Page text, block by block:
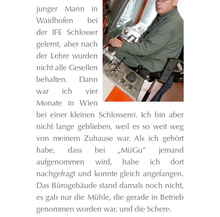
junger Mann in
Waidhofen bei
der IFE Schlosser
gelernt, aber nach
der Lehre wurden
nicht alle Gesellen
behalten. Dann
war ich vier
Monate in Wien
bei einer kleinen Schlosserei. Ich bin aber
nicht lange geblieben, weil es so weit weg
von meinem Zuhause war. Als ich gehört
habe, dass bei „MüGu“ jemand
aufgenommen wird, habe ich dort
nachgefragt und konnte gleich angefangen.
Das Bürogebäude stand damals noch nicht,
es gab nur die Mühle, die gerade in Betrieb
genommen worden war, und die Schere.